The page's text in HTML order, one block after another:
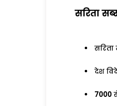
सरिता
देश
7000